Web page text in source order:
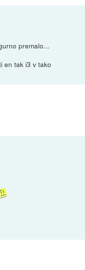
premalo...
en tak i3 v tako